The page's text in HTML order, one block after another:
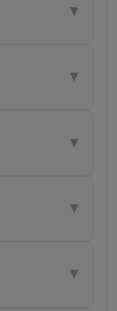
▼
▼
▼
▼
▼